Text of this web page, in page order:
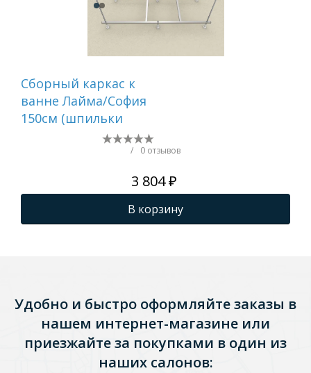
Сборный каркас к
ванне Лайма/София
150см (шпильки
/ 0 отзывов
3 804 ₽
В корзину
Удобно и быстро оформляйте заказы в
нашем интернет-магазине или
приезжайте за покупками в один из
наших салонов: